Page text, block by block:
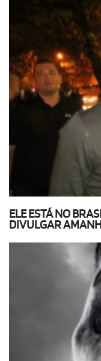
ELE ESTÁ NO
DIVULGAR